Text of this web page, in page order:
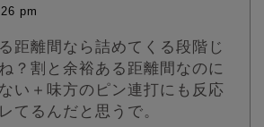
pm
距離間なら詰めてくる段階じ
？割と余裕ある距離間なのに
い＋味方のピン連打にも反応
てるんだと思うで。